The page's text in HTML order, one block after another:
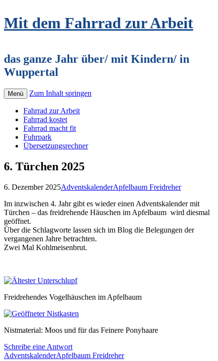
Mit dem Fahrrad zur Arbeit
das ganze Jahr über/ mit Kindern/ in
Wuppertal
Menü Zum Inhalt springen
Fahrrad zur Arbeit
Fahrrad kostet
Fahrrad macht fit
Fuhrpark
Übersetzungsrechner
6. Türchen 2025
6. Dezember 2025AdventskalenderApfelbaum Freidreher
Im inzwischen 4. Jahr gibt es wieder einen Adventskalender mit
Türchen – das freidrehende Häuschen im Apfelbaum wird diesmal
geöffnet.
Über die Schlagworte lassen sich im Blog die Belegungen der
vergangenen Jahre betrachten.
Zwei Mal Kohlmeisenbrut.
Freidrehendes Vogelhäuschen im Apfelbaum
Nistmaterial: Moos und für das Feinere Ponyhaare
Schreibe eine Antwort
AdventskalenderApfelbaum Freidreher